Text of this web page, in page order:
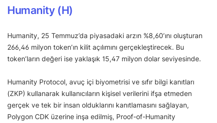
Humanity (H)
Humanity, 25 Temmuz’da piyasadaki arzın %8,60’ını oluşturan
266,46 milyon token’ın kilit açılımını gerçekleştirecek. Bu
token’ların değeri ise yaklaşık 15,47 milyon dolar seviyesinde.
Humanity Protocol, avuç içi biyometrisi ve sıfır bilgi kanıtları
(ZKP) kullanarak kullanıcıların kişisel verilerini ifşa etmeden
gerçek ve tek bir insan olduklarını kanıtlamasını sağlayan,
Polygon CDK üzerine inşa edilmiş, Proof-of-Humanity